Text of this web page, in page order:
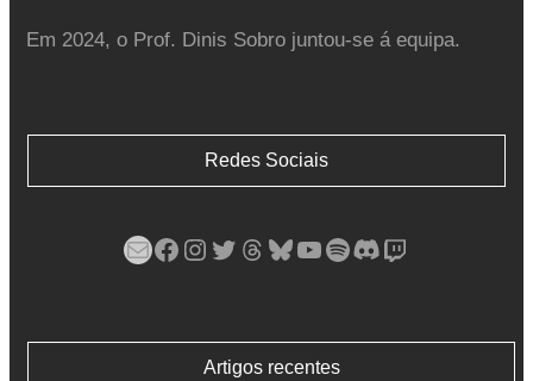
Em 2024, o Prof. Dinis Sobro juntou-se á equipa.
Redes Sociais
Mail Facebook Instagram Twitter Threads Bluesky YouTube Spotify Discord Twitch
Artigos recentes